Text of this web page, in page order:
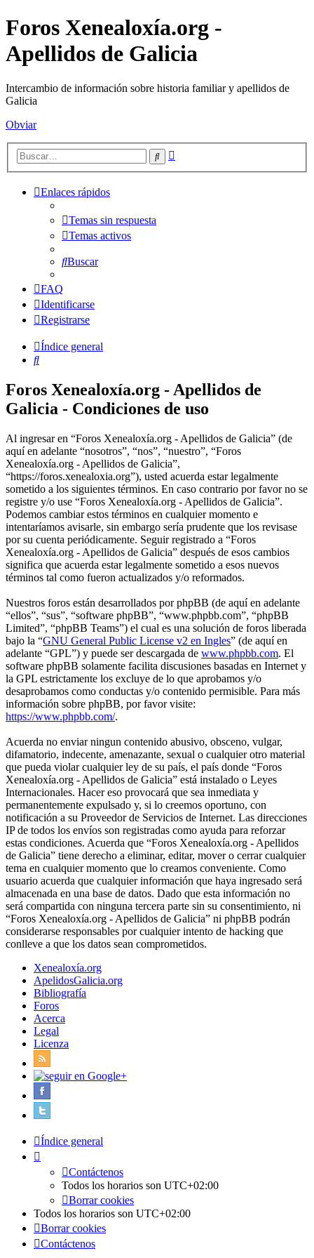
Foros Xenealoxía.org -
Apellidos de Galicia
Intercambio de información sobre historia familiar y apellidos de
Galicia
Obviar
Buscar
Enlaces rápidos
Temas sin respuesta
Temas activos
Buscar
FAQ
Identificarse
Registrarse
Índice general
Buscar
Foros Xenealoxía.org - Apellidos de
Galicia - Condiciones de uso
Al ingresar en “Foros Xenealoxía.org - Apellidos de Galicia” (de
aquí en adelante “nosotros”, “nos”, “nuestro”, “Foros
Xenealoxía.org - Apellidos de Galicia”,
“https://foros.xenealoxia.org”), usted acuerda estar legalmente
sometido a los siguientes términos. En caso contrario por favor no se
registre y/o use “Foros Xenealoxía.org - Apellidos de Galicia”.
Podemos cambiar estos términos en cualquier momento e
intentaríamos avisarle, sin embargo sería prudente que los revisase
por su cuenta periódicamente. Seguir registrado a “Foros
Xenealoxía.org - Apellidos de Galicia” después de esos cambios
significa que acuerda estar legalmente sometido a esos nuevos
términos tal como fueron actualizados y/o reformados.
Nuestros foros están desarrollados por phpBB (de aquí en adelante
“ellos”, “sus”, “software phpBB”, “www.phpbb.com”, “phpBB
Limited”, “phpBB Teams”) el cual es una solución de foros liberada
bajo la “GNU General Public License v2 en Ingles” (de aquí en
adelante “GPL”) y puede ser descargada de www.phpbb.com. El
software phpBB solamente facilita discusiones basadas en Internet y
la GPL estrictamente los excluye de lo que aprobamos y/o
desaprobamos como conductas y/o contenido permisible. Para más
información sobre phpBB, por favor visite:
https://www.phpbb.com/.
Acuerda no enviar ningun contenido abusivo, obsceno, vulgar,
difamatorio, indecente, amenazante, sexual o cualquier otro material
que pueda violar cualquier ley de su país, el país donde “Foros
Xenealoxía.org - Apellidos de Galicia” está instalado o Leyes
Internacionales. Hacer eso provocará que sea inmediata y
permanentemente expulsado y, si lo creemos oportuno, con
notificación a su Proveedor de Servicios de Internet. Las direcciones
IP de todos los envíos son registradas como ayuda para reforzar
estas condiciones. Acuerda que “Foros Xenealoxía.org - Apellidos
de Galicia” tiene derecho a eliminar, editar, mover o cerrar cualquier
tema en cualquier momento que lo creamos conveniente. Como
usuario acuerda que cualquier información que haya ingresado será
almacenada en una base de datos. Dado que esta información no
será compartida con ninguna tercera parte sin su consentimiento, ni
“Foros Xenealoxía.org - Apellidos de Galicia” ni phpBB podrán
considerarse responsables por cualquier intento de hacking que
conlleve a que los datos sean comprometidos.
Xenealoxía.org
ApelidosGalicia.org
Bibliografía
Foros
Acerca
Legal
Licenza
Índice general
Contáctenos
Todos los horarios son UTC+02:00
Borrar cookies
Todos los horarios son UTC+02:00
Borrar cookies
Contáctenos